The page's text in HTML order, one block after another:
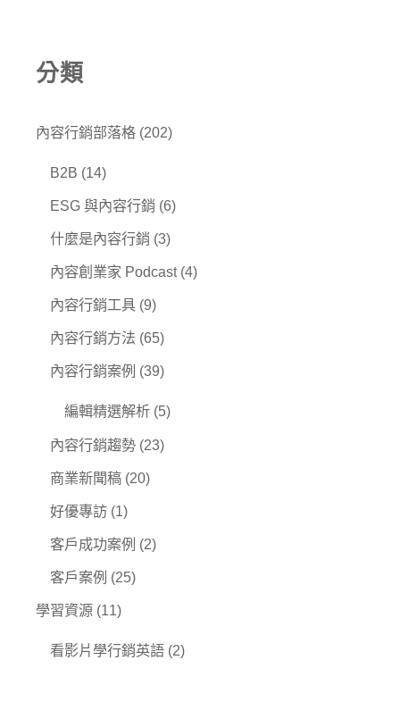
分類
內容行銷部落格 (202)
B2B (14)
ESG 與內容行銷 (6)
什麼是內容行銷 (3)
內容創業家 Podcast(4)
內容行銷工具 (9)
內容行銷方法 (65)
內容行銷案例 (39)
編輯精選解析 (5)
內容行銷趨勢 (23)
商業新聞稿 (20)
好優專訪 (1)
客戶成功案例 (2)
客戶案例 (25)
學習資源 (11)
看影片學行銷英語 (2)